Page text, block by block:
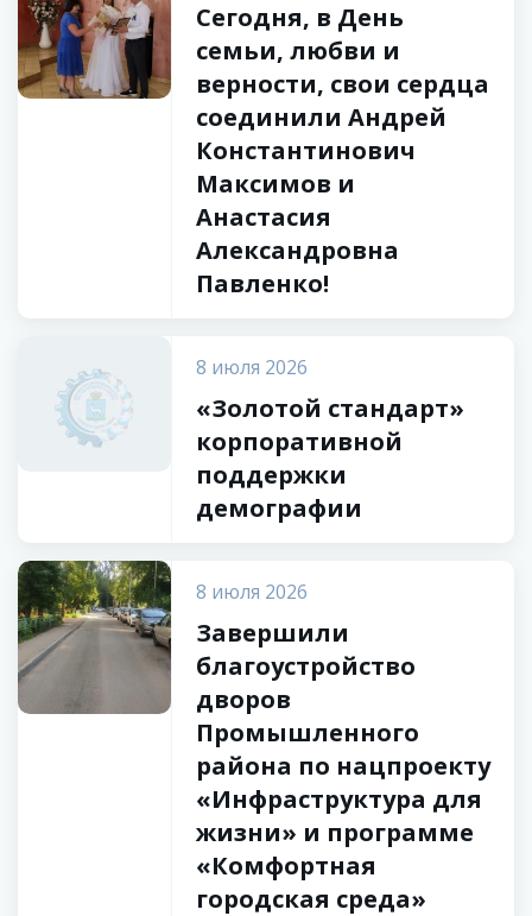
Сегодня, в День
семьи, любви и
верности, свои сердца
соединили Андрей
Константинович
Максимов и
Анастасия
Александровна
Павленко!
8 июля 2026
«Золотой стандарт»
корпоративной
поддержки
демографии
8 июля 2026
Завершили
благоустройство
дворов
Промышленного
района по нацпроекту
«Инфраструктура для
жизни» и программе
«Комфортная
городская среда»